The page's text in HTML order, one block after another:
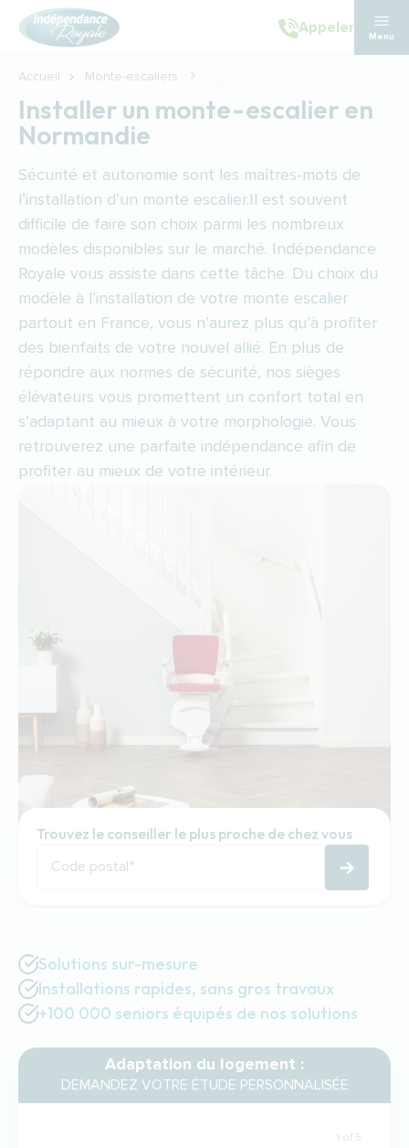
Aller au contenu principal
Appeler
Menu
Accueil Monte-escaliers ...
Installer un monte-escalier en
Normandie
Sécurité et autonomie sont les maîtres-mots de
l’installation d’un monte escalier.Il est souvent
difficile de faire son choix parmi les nombreux
modèles disponibles sur le marché. Indépendance
Royale vous assiste dans cette tâche. Du choix du
modèle à l’installation de votre monte escalier
partout en France, vous n’aurez plus qu’à profiter
des bienfaits de votre nouvel allié. En plus de
répondre aux normes de sécurité, nos sièges
élévateurs vous promettent un confort total en
s’adaptant au mieux à votre morphologie. Vous
retrouverez une parfaite indépendance afin de
profiter au mieux de votre intérieur.
Trouvez le conseiller le plus proche de chez vous
Code postal*
Solutions sur-mesure
Installations rapides, sans gros travaux
+100 000 seniors équipés de nos solutions
Adaptation du logement :
DEMANDEZ VOTRE ÉTUDE PERSONNALISÉE
1 of 5